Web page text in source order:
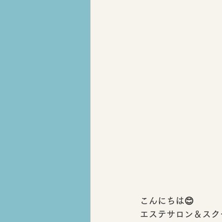
こんにちは😊
エステサロン＆スク